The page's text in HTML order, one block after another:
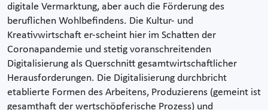
digitale Vermarktung, aber auch die Förderung des
beruflichen Wohlbefindens. Die Kultur- und
Kreativwirtschaft er-scheint hier im Schatten der
Coronapandemie und stetig voranschreitenden
Digitalisierung als Querschnitt gesamtwirtschaftlicher
Herausforderungen. Die Digitalisierung durchbricht
etablierte Formen des Arbeitens, Produzierens (gemeint ist
gesamthaft der wertschöpferische Prozess) und